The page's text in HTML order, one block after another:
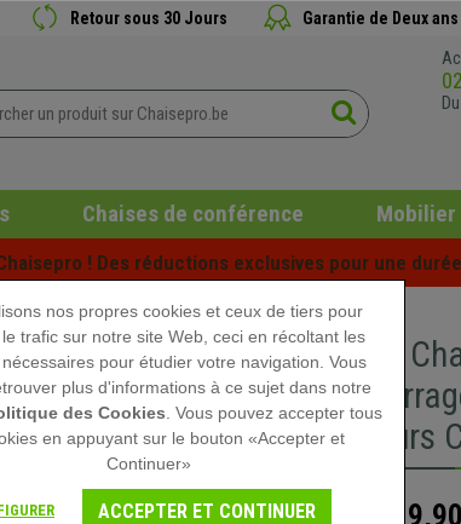
Retour sous 30 Jours Garantie de Deux ans
Chaises de conférence Mobilier
! Des réductions exclusives pour une
Lot de 2
en Velours
269,90 €
nos propres cookies et ceux de tiers pour
trafic sur notre site Web, ceci en récoltant les
pour étudier votre navigation. Vous
plus d'informations à ce sujet dans notre
des Cookies . Vous pouvez accepter tous
en appuyant sur le bouton «Accepter et
Continuer»
ACCEPTER ET CONTINUER